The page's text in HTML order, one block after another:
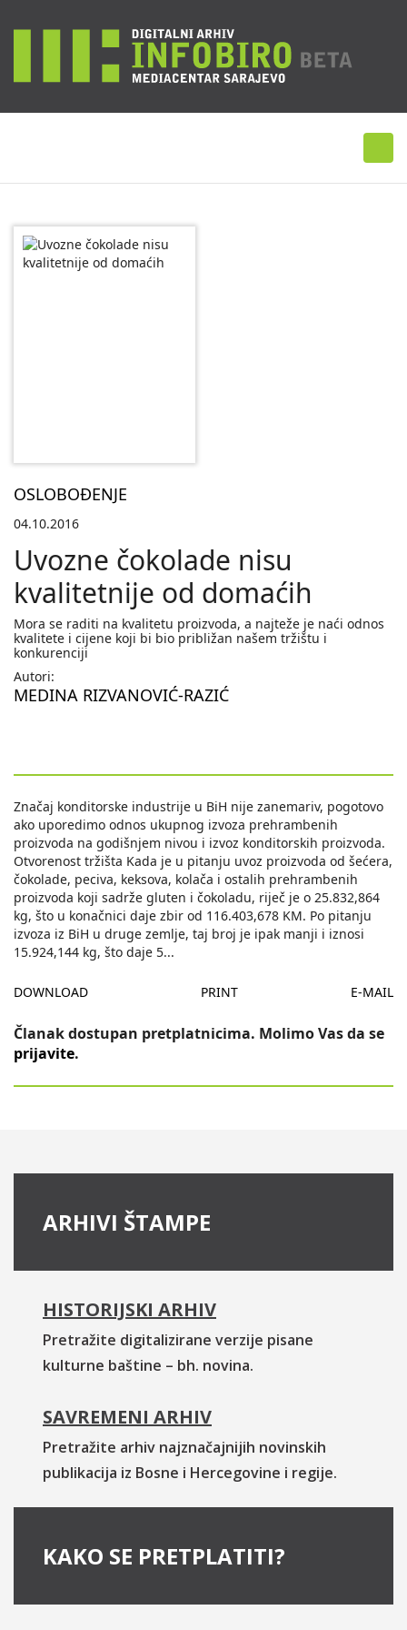
OSLOBOĐENJE
04.10.2016
Uvozne čokolade nisu
kvalitetnije od domaćih
Mora se raditi na kvalitetu proizvoda, a najteže je naći odnos
kvalitete i cijene koji bi bio približan našem tržištu i
konkurenciji
Autori:
MEDINA RIZVANOVIĆ-RAZIĆ
Značaj konditorske industrije u BiH nije zanemariv, pogotovo
ako uporedimo odnos ukupnog izvoza prehrambenih
proizvoda na godišnjem nivou i izvoz konditorskih proizvoda.
Otvorenost tržišta Kada je u pitanju uvoz proizvoda od šećera,
čokolade, peciva, keksova, kolača i ostalih prehrambenih
proizvoda koji sadrže gluten i čokoladu, riječ je o 25.832,864
kg, što u konačnici daje zbir od 116.403,678 KM. Po pitanju
izvoza iz BiH u druge zemlje, taj broj je ipak manji i iznosi
15.924,144 kg, što daje 5...
DOWNLOAD PRINT E-MAIL
Članak dostupan pretplatnicima. Molimo Vas da se
prijavite.
ARHIVI ŠTAMPE
HISTORIJSKI ARHIV
Pretražite digitalizirane verzije pisane
kulturne baštine – bh. novina.
SAVREMENI ARHIV
Pretražite arhiv najznačajnijih novinskih
publikacija iz Bosne i Hercegovine i regije.
KAKO SE PRETPLATITI?